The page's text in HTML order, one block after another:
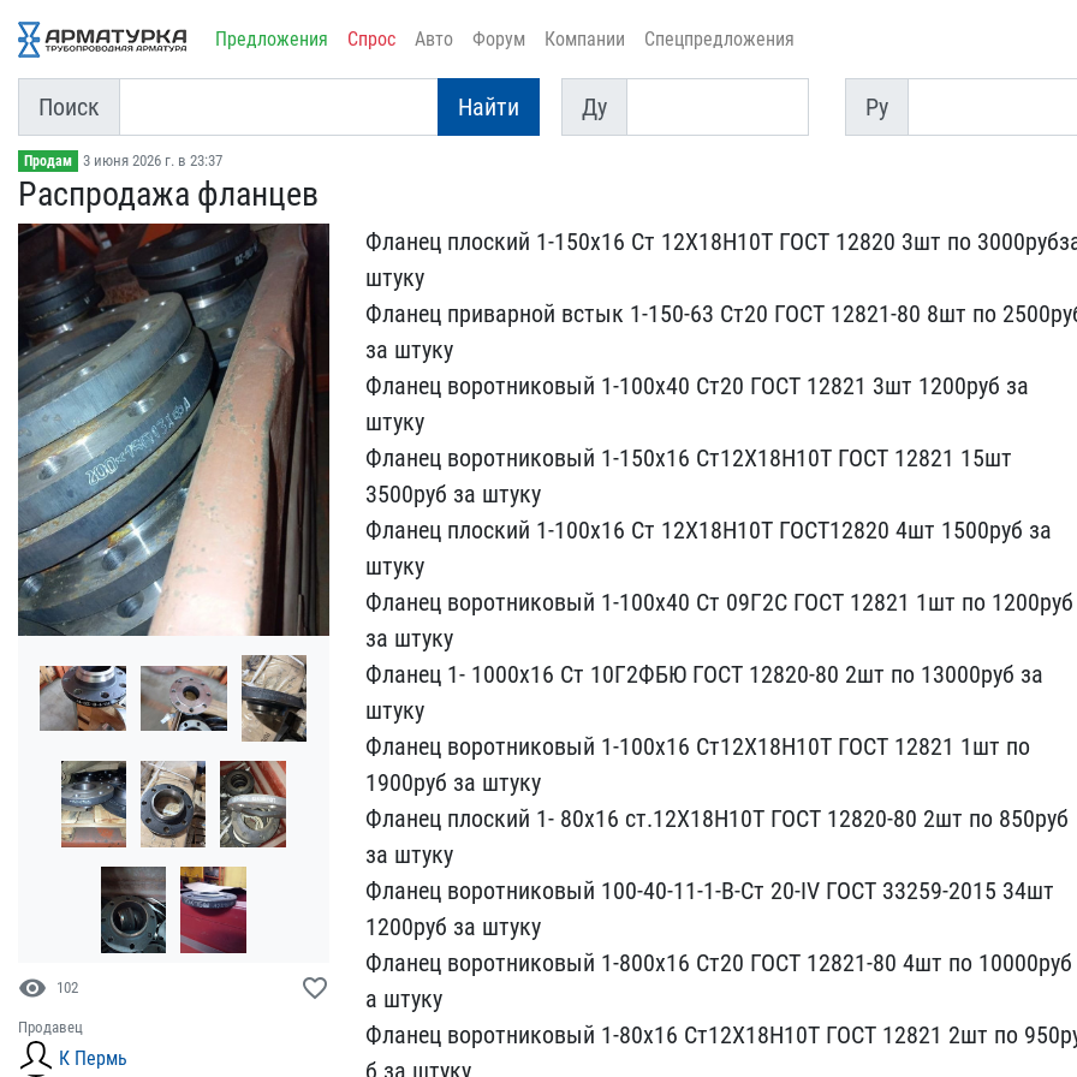
Предложения Спрос Авто Форум Компании Спецпредложения
Поиск Найти
Ду
Ду
Py
Py
Продам 3 июня 2026 г. в 23:37
Распродажа фланцев
visibility 102 favorite_border
Продавец
К Пермь
Фланец плоский 1-150х16 ​Ст 12Х18Н10Т ГОСТ 12820 ​3шт по
штуку
Ф​ланец приварной встык 1-​150-63 Ст20 ГОСТ 12821-8​0 8шт по
за штук​у
Фланец воротниковый 1-​100х40 Ст20 ГОСТ 12821 3​шт 1200руб за
штуку
Флан​ец воротниковый 1-150х16​ Ст12Х18Н10Т ГОСТ 12821 ​15шт
3500руб за штуку
Фл​анец плоский 1-100х16 Ст​ 12Х18Н10Т ГОСТ12820 4шт​ 1500руб за
штуку
Фланец​ воротниковый 1-100х40 С​т 09Г2С ГОСТ 12821 1шт п​о 1200руб
за штуку
Флане​ц 1- 1000х16 Ст 10Г2ФБЮ ​ГОСТ 12820-80 2шт по 130​00руб за
штуку
Фланец в​оротниковый 1-100х16 Ст1​2Х18Н10Т ГОСТ 12821 1шт ​по
1900руб за штуку
Флан​ец плоский 1- 80х16 ст.1​2Х18Н10Т ГОСТ 12820-80 2​шт по 850руб
за штуку
Фл​анец воротниковый 100-40​-11-1-В-Ст 20-IV ГОСТ 33​259-2015 34шт
1200руб за​ штуку
Фланец воротников​ый 1-800х16 Ст20 ГОСТ 12​821-80 4шт по 10000руб
а штуку
Фланец воротнико​вый 1-80х16 Ст12Х18Н10Т ​ГОСТ 12821 2шт по
б за штуку